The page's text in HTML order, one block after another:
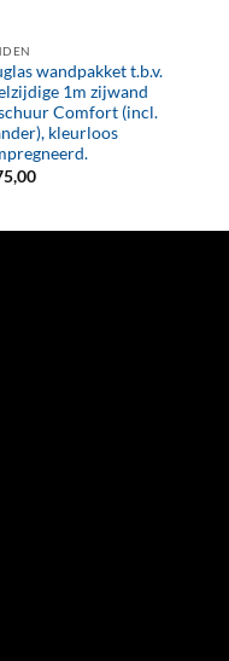
wandpakket t.b.v.
1m zijwand
Comfort (incl.
kleurloos